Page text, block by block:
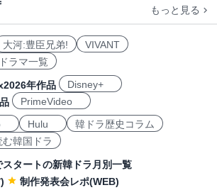
もっと見る
大河:豊臣兄弟!
VIVANT
ラマ一覧
年作品
Disney+
PrimeVideo
Hulu
韓ドラ歴史コラム
韓国ドラ
スタートの新韓ドラ月別一覧
制作発表会レポ(WEB)